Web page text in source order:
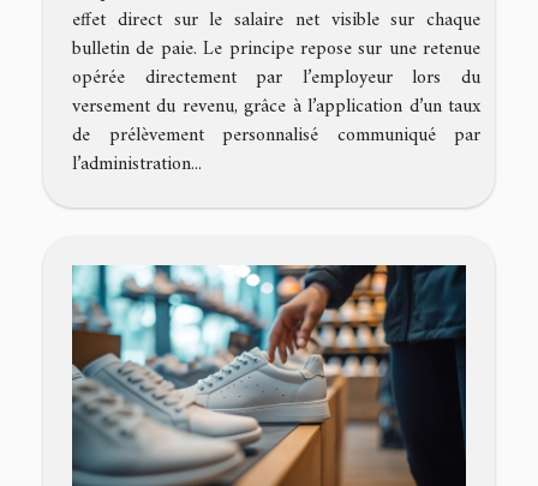
effet direct sur le salaire net visible sur chaque
bulletin de paie. Le principe repose sur une retenue
opérée directement par l’employeur lors du
versement du revenu, grâce à l’application d’un taux
de prélèvement personnalisé communiqué par
l’administration...